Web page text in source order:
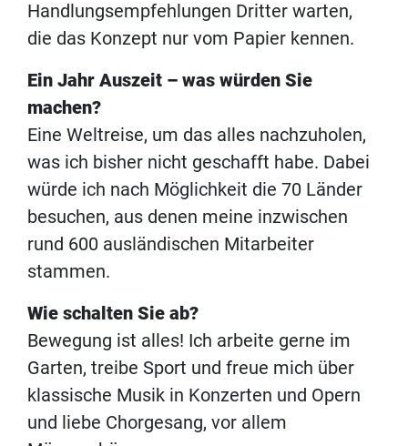
Handlungsempfehlungen Dritter warten,
die das Konzept nur vom Papier kennen.
Ein Jahr Auszeit – was würden Sie
machen?
Eine Weltreise, um das alles nachzuholen,
was ich bisher nicht geschafft habe. Dabei
würde ich nach Möglichkeit die 70 Länder
besuchen, aus denen meine inzwischen
rund 600 ausländischen Mitarbeiter
stammen.
Wie schalten Sie ab?
Bewegung ist alles! Ich arbeite gerne im
Garten, treibe Sport und freue mich über
klassische Musik in Konzerten und Opern
und liebe Chorgesang, vor allem